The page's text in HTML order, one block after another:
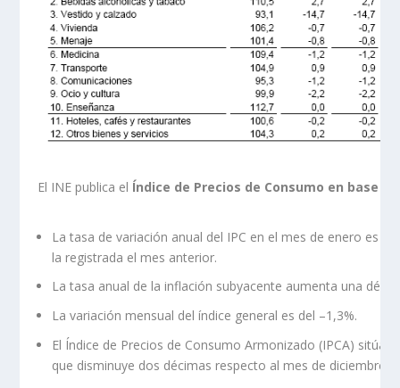
El INE publica el Índice de Precios de Consumo en base
La tasa de variación anual del IPC en el mes de enero es
la registrada el mes anterior.
La tasa anual de la inflación subyacente aumenta una
La variación mensual del índice general es del –1,3%.
El Índice de Precios de Consumo Armonizado (IPCA) sitúa
que disminuye dos décimas respecto al mes de diciembre.